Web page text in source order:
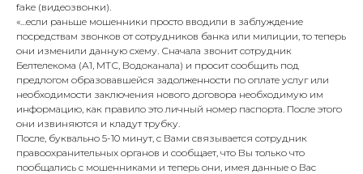
fake (видеозвонки).
«…если раньше мошенники просто вводили в заблуждение
посредствам звонков от сотрудников банка или милиции, то теперь
они изменили данную схему. Сначала звонит сотрудник
Белтелекома (А1, МТС, Водоканала) и просит сообщить под
предлогом образовавшейся задолженности по оплате услуг или
необходимости заключения нового договора необходимую им
информацию, как правило это личный номер паспорта. После этого
они извиняются и кладут трубку.
После, буквально 5-10 минут, с Вами связывается сотрудник
правоохранительных органов и сообщает, что Вы только что
пообщались с мошенниками и теперь они, имея данные о Вас